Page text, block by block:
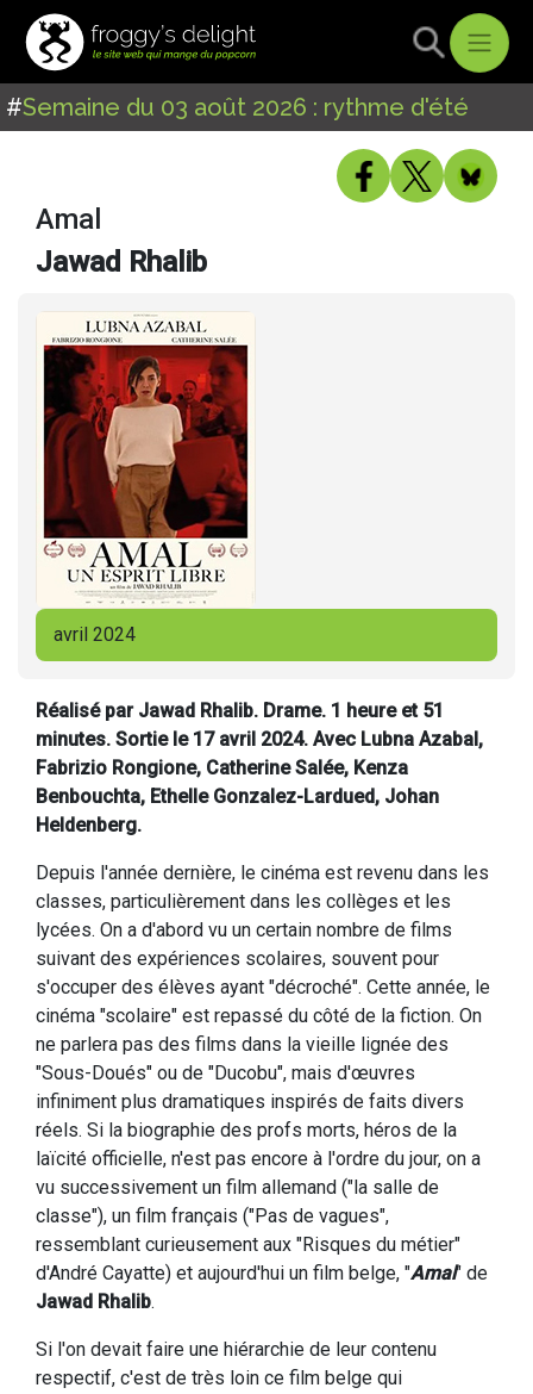
#Semaine du 03 août 2026 : rythme d'été
Amal
Jawad Rhalib
avril 2024
Réalisé par Jawad Rhalib. Drame. 1 heure et 51
minutes. Sortie le 17 avril 2024. Avec Lubna Azabal,
Fabrizio Rongione, Catherine Salée, Kenza
Benbouchta, Ethelle Gonzalez-Lardued, Johan
Heldenberg.
Depuis l'année dernière, le cinéma est revenu dans les
classes, particulièrement dans les collèges et les
lycées. On a d'abord vu un certain nombre de films
suivant des expériences scolaires, souvent pour
s'occuper des élèves ayant "décroché". Cette année, le
cinéma "scolaire" est repassé du côté de la fiction. On
ne parlera pas des films dans la vieille lignée des
"Sous-Doués" ou de "Ducobu", mais d'œuvres
infiniment plus dramatiques inspirés de faits divers
réels. Si la biographie des profs morts, héros de la
laïcité officielle, n'est pas encore à l'ordre du jour, on a
vu successivement un film allemand ("la salle de
classe"), un film français ("Pas de vagues",
ressemblant curieusement aux "Risques du métier"
d'André Cayatte) et aujourd'hui un film belge, "Amal" de
Jawad Rhalib.
Si l'on devait faire une hiérarchie de leur contenu
respectif, c'est de très loin ce film belge qui